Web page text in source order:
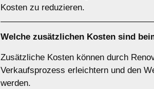
Kosten zu reduzieren.
Welche zusätzlichen Kosten sind
Zusätzliche Kosten können durch
Verkaufsprozess erleichtern und den
werden.